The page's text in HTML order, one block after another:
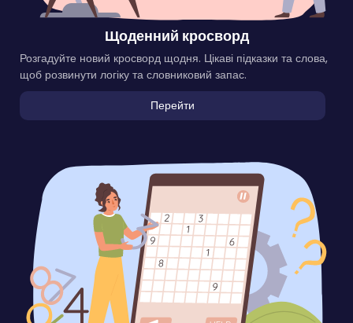
Щоденний кросворд
Розгадуйте новий кросворд щодня. Цікаві підказки та слова,
щоб розвинути логіку та словниковий запас.
Перейти